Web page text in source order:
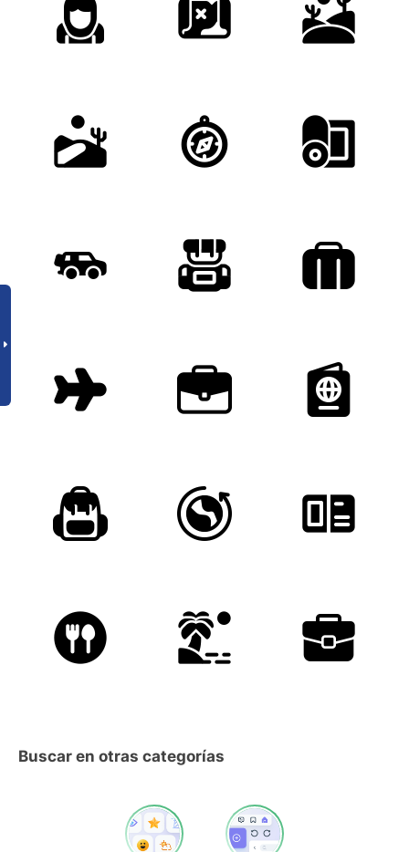
Buscar en otras categorías